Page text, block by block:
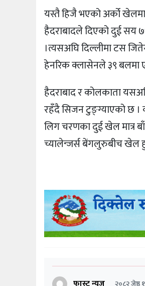
यस्तै हिजै भएको अर्को
हैदराबादले दिएको दुई सय
।त्यसअघि दिल्लीमा टस
हेनरिक क्लासेनले ३९
हैदराबाद र कोलकाता
रहँदै सिजन टुङ्ग्याएको छ ।
लिग चरणका दुई खेल मात्र
च्यालेन्जर्स बेंगलुरुबीच खेल
२०८२ जेष्ठ